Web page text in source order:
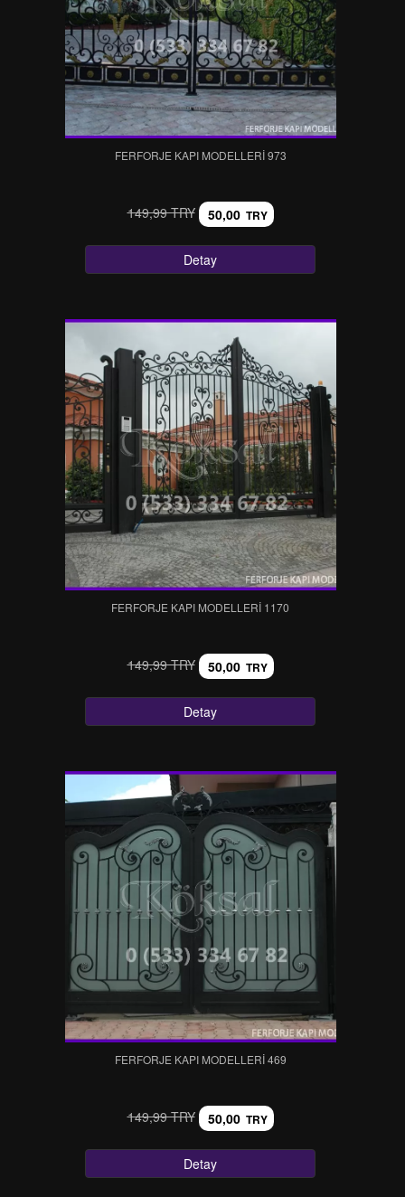
FERFORJE KAPI MODELLERI 973
149,99 TRY 50,00 TRY
Detay
FERFORJE KAPI MODELLERI 1170
149,99 TRY 50,00 TRY
Detay
FERFORJE KAPI MODELLERI 469
149,99 TRY 50,00 TRY
Detay